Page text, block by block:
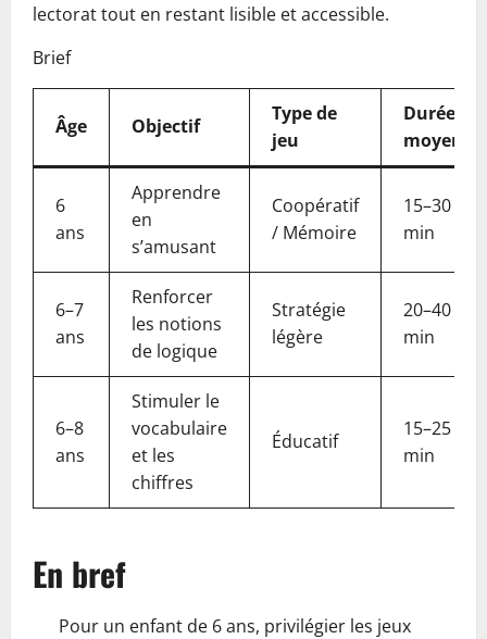
lectorat tout en restant lisible et accessible.
Brief
Âge Objectif
Type de
jeu
Durée
moyenne
6
ans
Apprendre
en
s’amusant
Coopératif
/ Mémoire
15–30
min
6–7
ans
Renforcer
les notions
de logique
Stratégie
légère
20–40
min
6–8
ans
Stimuler le
vocabulaire
et les
chiffres
Éducatif
15–25
min
En bref
Pour un enfant de 6 ans, privilégier les jeux